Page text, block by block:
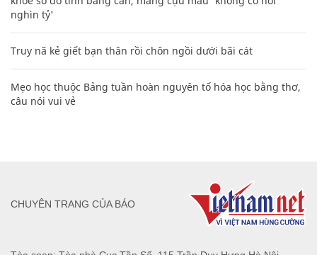
nghìn tỷ'
Truy nã kẻ giết bạn thân rồi chôn ngồi dưới bãi cát
Mẹo học thuộc Bảng tuần hoàn nguyên tố hóa học bằng thơ,
câu nói vui vẻ
CHUYÊN TRANG CỦA BÁO